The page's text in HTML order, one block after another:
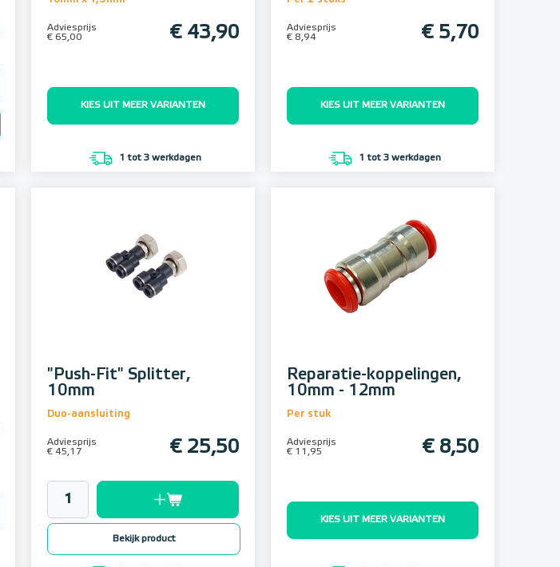
Adviesprijs
€ 65,00
€ 43,90
KIES UIT MEER VARIANTEN
1 tot 3 werkdagen
Adviesprijs
€ 8,94
€ 5,70
KIES UIT MEER VARIANTEN
1 tot 3 werkdagen
"Push-Fit" Splitter,
10mm
Duo-aansluiting
Adviesprijs
€ 45,17
€ 25,50
Bekijk product
Reparatie-koppelingen,
10mm - 12mm
Per stuk
Adviesprijs
€ 11,95
€ 8,50
KIES UIT MEER VARIANTEN